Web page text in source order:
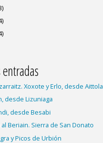
Xoxote y Erlo, desde Aittola
desde Lizuniaga
desde Besabi
Beriain. Sierra de San Donato
y Picos de Urbión